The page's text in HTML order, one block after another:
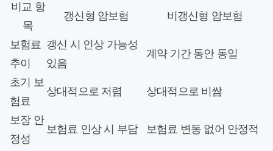
비교 항
목
갱신형 암보험 비갱신형 암보험
보험료
추이
갱신 시 인상 가능성
있음
계약 기간 동안 동일
초기 보
험료
상대적으로 저렴 상대적으로 비쌈
보장 안
정성
보험료 인상 시 부담 보험료 변동 없어 안정적